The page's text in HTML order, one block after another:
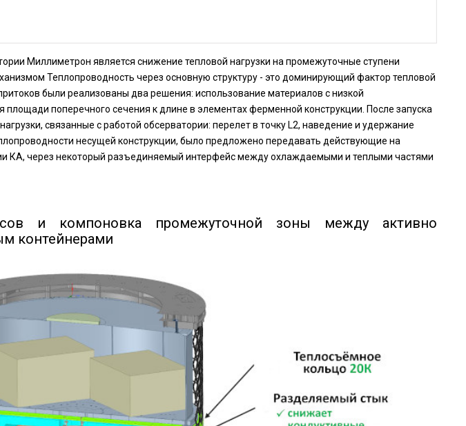
Миллиметрон является снижение тепловой нагрузки на промежуточные ступени
Теплопроводность через основную структуру - это доминирующий фактор тепловой
были реализованы два решения: использование материалов с низкой
поперечного сечения к длине в элементах ферменной конструкции. После запуска
связанные с работой обсерватории: перелет в точку L2, наведение и удержание
несущей конструкции, было предложено передавать действующие на
КА, через некоторый разъединяемый интерфейс между охлаждаемыми и теплыми частями
и компоновка промежуточной зоны между активно
контейнерами